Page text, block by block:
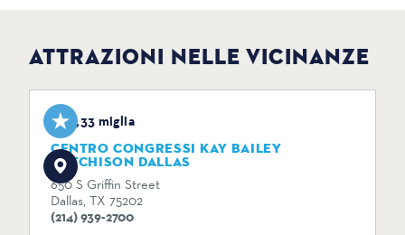
ATTRAZIONI NELLE VICINANZE
0,33 miglia
CENTRO CONGRESSI KAY BAILEY
HUTCHISON DALLAS
650 S Griffin Street
Dallas, TX 75202
(214) 939-2700